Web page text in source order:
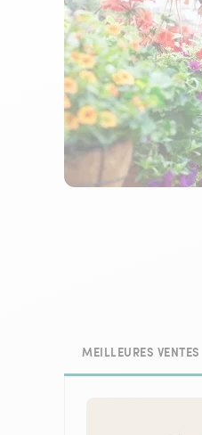
MEILLEURES VENTES